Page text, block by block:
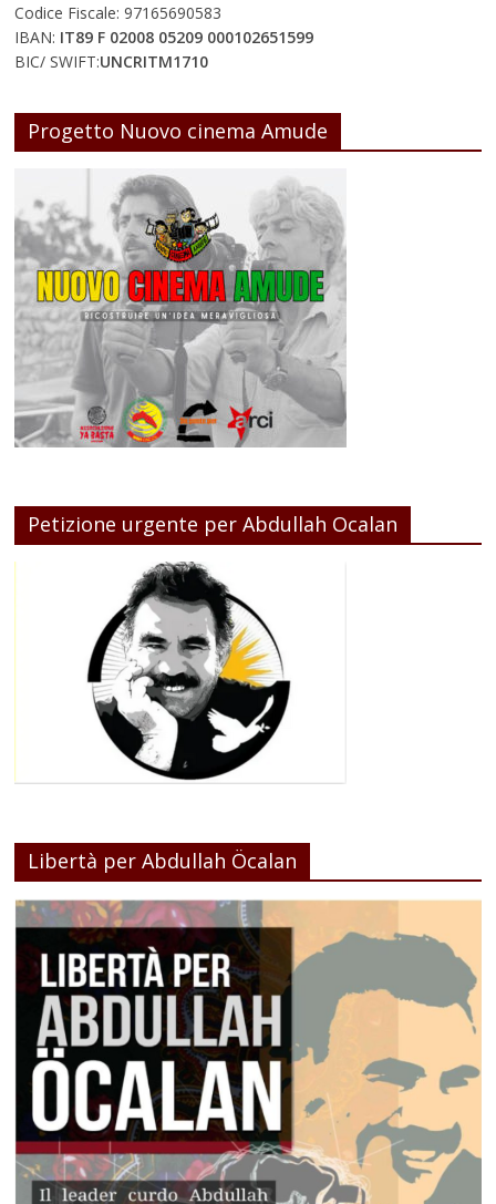
Codice Fiscale: 97165690583
IBAN: IT89 F 02008 05209 000102651599
BIC/ SWIFT:UNCRITM1710
Progetto Nuovo cinema Amude
Petizione urgente per Abdullah Ocalan
Libertà per Abdullah Öcalan